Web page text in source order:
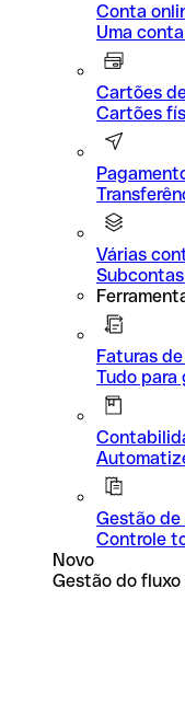
Conta
Uma
Cartões
Cartões
Várias
Faturas
Tudo para
Gestão
Controle
Novo
Gestão do fluxo